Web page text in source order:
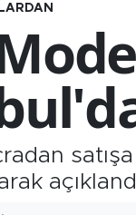
ve Fikstür